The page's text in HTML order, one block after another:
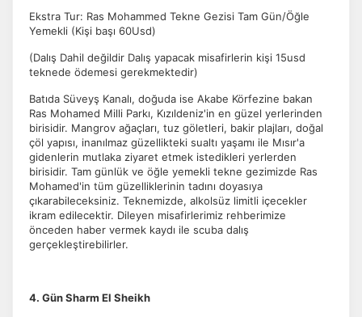
Ekstra Tur: Ras Mohammed Tekne Gezisi Tam Gün/Öğle
Yemekli (Kişi başı 60Usd)
(Dalış Dahil değildir Dalış yapacak misafirlerin kişi 15usd
teknede ödemesi gerekmektedir)
Batıda Süveyş Kanalı, doğuda ise Akabe Körfezine bakan
Ras Mohamed Milli Parkı, Kızıldeniz'in en güzel yerlerinden
birisidir. Mangrov ağaçları, tuz göletleri, bakir plajları, doğal
çöl yapısı, inanılmaz güzellikteki sualtı yaşamı ile Mısır'a
gidenlerin mutlaka ziyaret etmek istedikleri yerlerden
birisidir. Tam günlük ve öğle yemekli tekne gezimizde Ras
Mohamed'in tüm güzelliklerinin tadını doyasıya
çıkarabileceksiniz. Teknemizde, alkolsüz limitli içecekler
ikram edilecektir. Dileyen misafirlerimiz rehberimize
önceden haber vermek kaydı ile scuba dalış
gerçekleştirebilirler.
4. Gün Sharm El Sheikh